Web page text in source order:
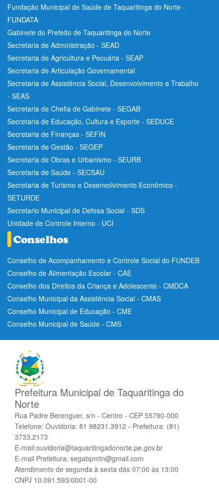
Fundação Municipal de Saúde de Taquaritinga do Norte -
FUNDATA
Gabinete do Prefeito de Taquaritinga do Norte
Secretaria de Administração - SEAD
Secretaria de Agricultura e Pecuária - SEAP
Secretaria de Articulação Governamental
Secretaria de Assistência Social, Desenvolvimento e Trabalho
- SEAS
Secretaria de Chefia de Gabinete - SEGAB
Secretaria de Educação, Cultura e Esporte - SEDUCE
Secretaria de Finanças - SEFIN
Secretaria de Gestão - SEGEP
Secretaria de Obras e Urbanismo - SEURB
Secretaria de Saúde - SECSAU
Secretaria de Turismo e Desenvolvimento Econômico -
SETURDE
Secretario Municipal de Defesa Social - SDS
Unidade de Controle Interno - UCI
Conselho de Acompanhamento e Controle Social do FUNDEB
Conselho de Alimentação Escolar - CAE
Conselho dos Direitos da Criança e Adolescente - CMDCA
Conselho Municipal da Assistência Social - CMAS
Conselho Municipal de Educação - CME
Conselho Municipal de Saúde - CMS
Prefeitura Municipal de Taquaritinga do
Norte
Rua Padre Berenguer, s/n - Centro - CEP 55790-000
Telefone: Ouvidoria: 81 98231.3912 - Prefeitura: (81)
3733.2173
E-mail:ouvidoria@taquaritingadonorte.pe.gov.br
E-mail Prefeitura: segabpmtn@gmail.com
Atendimento de segunda à sexta dàs 07:00 às 13:00
CNPJ 10.091.593/0001-00